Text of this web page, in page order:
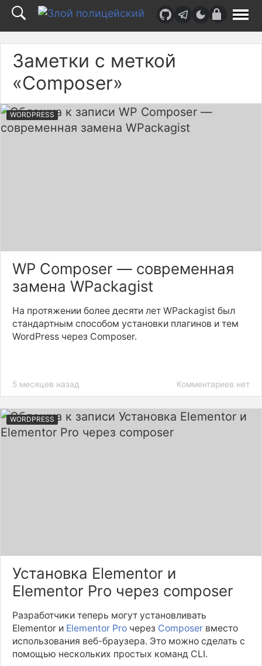
Верх
страницы
Заметки с меткой
«Composer»
WORDPRESS
WP Composer — современная
замена WPackagist
На протяжении более десяти лет WPackagist был
стандартным способом установки плагинов и тем
WordPress через Composer.
5 месяцев назад Комментариев нет
WORDPRESS
Установка Elementor и
Elementor Pro через composer
Разработчики теперь могут установливать
Elementor и Elementor Pro через Composer вместо
использования веб-браузера. Это можно сделать с
помощью нескольких простых команд CLI.